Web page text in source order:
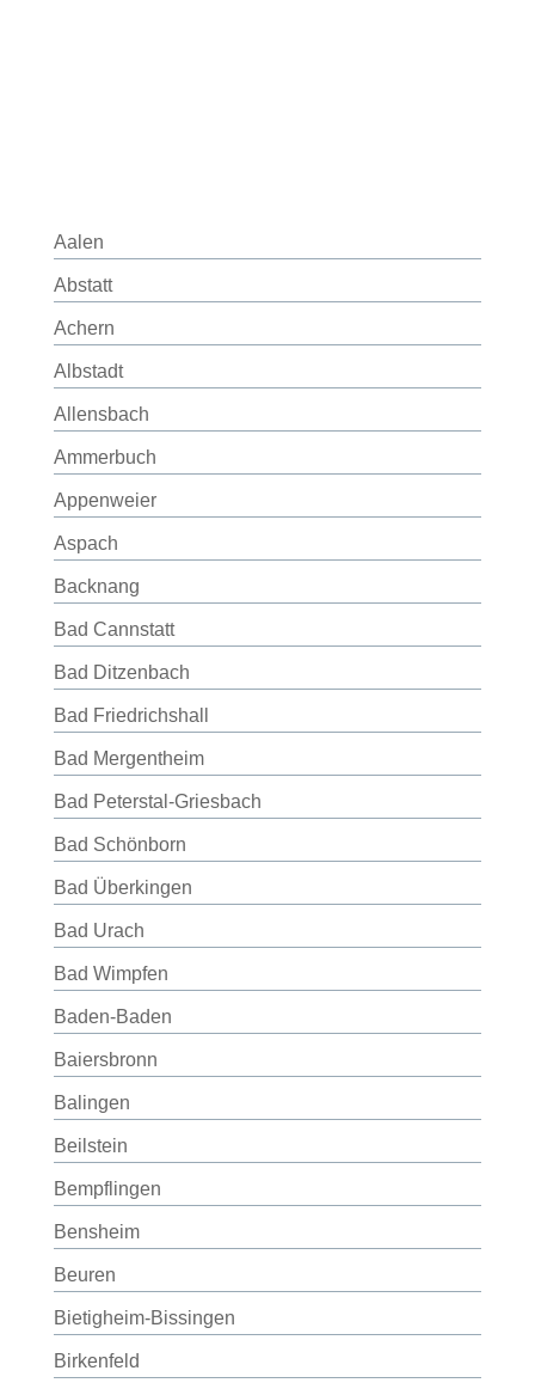
Aalen
Abstatt
Achern
Albstadt
Allensbach
Ammerbuch
Appenweier
Aspach
Backnang
Bad Cannstatt
Bad Ditzenbach
Bad Friedrichshall
Bad Mergentheim
Bad Peterstal-Griesbach
Bad Schönborn
Bad Überkingen
Bad Urach
Bad Wimpfen
Baden-Baden
Baiersbronn
Balingen
Beilstein
Bempflingen
Bensheim
Beuren
Bietigheim-Bissingen
Birkenfeld